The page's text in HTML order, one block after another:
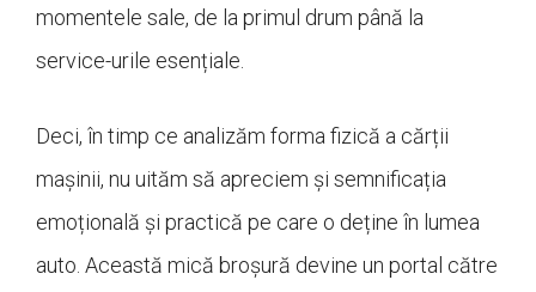
momentele sale, de la primul drum până la
service-urile esențiale.
Deci, în timp ce analizăm forma fizică a cărții
mașinii, nu uităm să apreciem și semnificația
emoțională și practică pe care o deține în lumea
auto. Această mică broșură devine un portal către